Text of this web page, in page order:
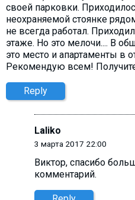
своей парковки.
неохраняемой стоянке
не всегда работал.
этаже. Но это мелочи.... В
это место и апартаменты в
Рекомендую всем!
Reply
Laliko
3 марта 2017 22:00
Виктор, cпасибо
комментарий.